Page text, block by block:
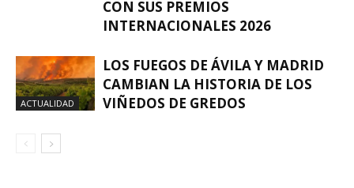
CON SUS PREMIOS
INTERNACIONALES 2026
ACTUALIDAD
LOS FUEGOS DE ÁVILA Y MADRID
CAMBIAN LA HISTORIA DE LOS
VIÑEDOS DE GREDOS